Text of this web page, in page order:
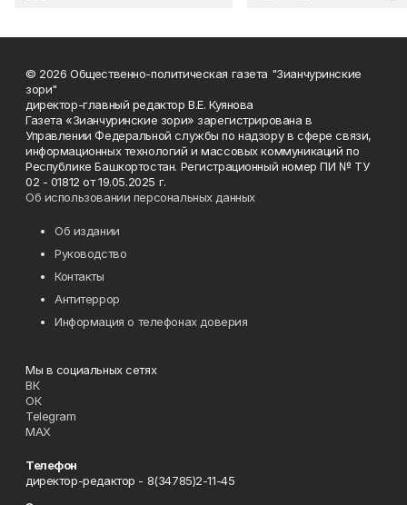
© 2026 Общественно-политическая газета "Зианчуринские
зори"
директор-главный редактор В.Е. Куянова
Газета «Зианчуринские зори» зарегистрирована в
Управлении Федеральной службы по надзору в сфере связи,
информационных технологий и массовых коммуникаций по
Республике Башкортостан. Регистрационный номер ПИ № ТУ
02 - 01812 от 19.05.2025 г.
Об использовании персональных данных
Об издании
Руководство
Контакты
Антитеррор
Информация о телефонах доверия
Мы в социальных сетях
ВК
ОК
Telegram
MAX
Телефон
директор-редактор - 8(34785)2-11-45